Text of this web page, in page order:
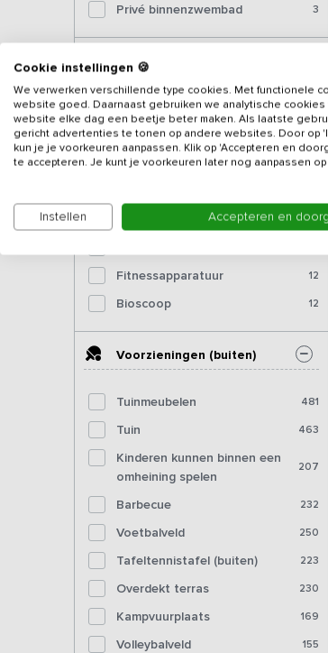
Privé binnenzwembad 3
Voorzieningen (binnen)
Sjoelbak 266
Tafelvoetbal 189
Tafeltennistafel (binnen) 136
86
Fitnessapparatuur 12
Bioscoop 12
Voorzieningen (buiten)
Tuinmeubelen 481
Tuin 463
Kinderen kunnen binnen een
omheining spelen
207
Barbecue 232
Voetbalveld 250
Tafeltennistafel (buiten) 223
Overdekt terras 230
Kampvuurplaats 169
Volleybalveld 155
Cookie instellingen 🍪
We verwerken verschillende type cookies. Met functionele
website goed. Daarnaast gebruiken we analytische cookies
website elke dag een beetje beter maken. Als laatste
gericht advertenties te tonen op andere websites. Door op
kun je je voorkeuren aanpassen. Klik op 'Accepteren en
te accepteren. Je kunt je voorkeuren later nog aanpassen
Instellen Accepteren en